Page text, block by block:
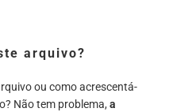
arquivo?
ou como acrescentá-
Não tem problema, a